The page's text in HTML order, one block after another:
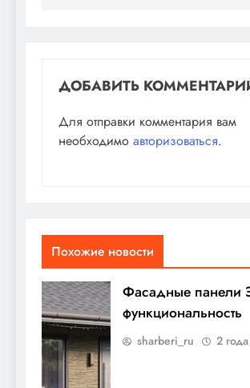
ДОБАВИТЬ
Для отправки комментария вам
необходимо авторизоваться.
Похожие новости
Фасадные панели
функциональность
sharberi_ru 2